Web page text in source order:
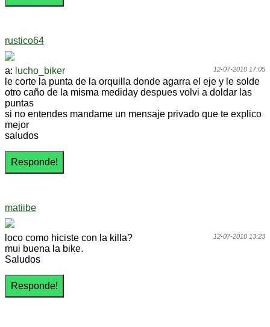
rustico64
12-07-2010 17:05
a: lucho_biker
le corte la punta de la orquilla donde agarra el eje y le solde
otro caño de la misma mediday despues volvi a doldar las
puntas
si no entendes mandame un mensaje privado que te explico
mejor
saludos
matiibe
12-07-2010 13:23
loco como hiciste con la killa?
mui buena la bike.
Saludos